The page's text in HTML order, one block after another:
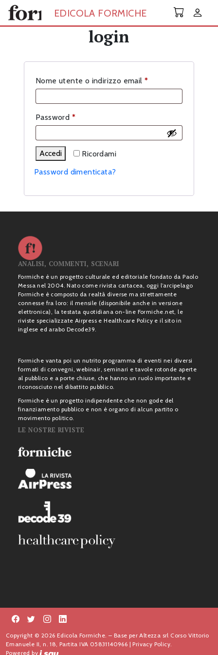
Skip to main content
EDICOLA FORMICHE
login
Nome utente o indirizzo email *Richiesto
Password *Richiesto
Ricordami
Accedi
Password dimenticata?
ANALISI, COMMENTI, SCENARI
Formiche è un progetto culturale ed editoriale fondato da Paolo
Messa nel 2004. Nato come rivista cartacea, oggi l’arcipelago
Formiche è composto da realtà diverse ma strettamente
connesse fra loro: il mensile (disponibile anche in versione
elettronica), la testata quotidiana on-line Formiche.net, le
riviste specializzate Airpress e Healthcare Policy e il sito in
inglese ed arabo Decode39.
Formiche vanta poi un nutrito programma di eventi nei diversi
formati di convegni, webinair, seminari e tavole rotonde aperte
al pubblico e a porte chiuse, che hanno un ruolo importante e
riconosciuto nel dibattito pubblico.
Formiche è un progetto indipendente che non gode del
finanziamento pubblico e non è organo di alcun partito o
movimento politico.
LE NOSTRE RIVISTE
Copyright © 2026 Edicola Formiche. – Base per Altezza srl Corso Vittorio
Emanuele II, n. 18, Partita IVA 05831140966 |Privacy Policy.
Powered by